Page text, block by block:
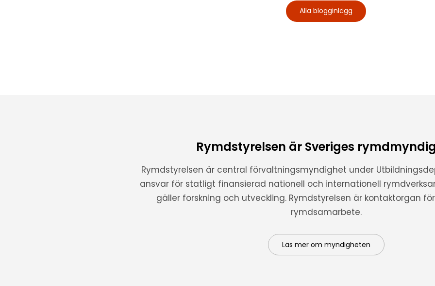
Alla blogginlägg
Rymdstyrelsen är Sveriges
Rymdstyrelsen är central förvaltningsmyndighet under
ansvar för statligt finansierad nationell och internationell
gäller forskning och utveckling. Rymdstyrelsen är kontaktorgan
rymdsamarbete.
Läs mer om myndigheten